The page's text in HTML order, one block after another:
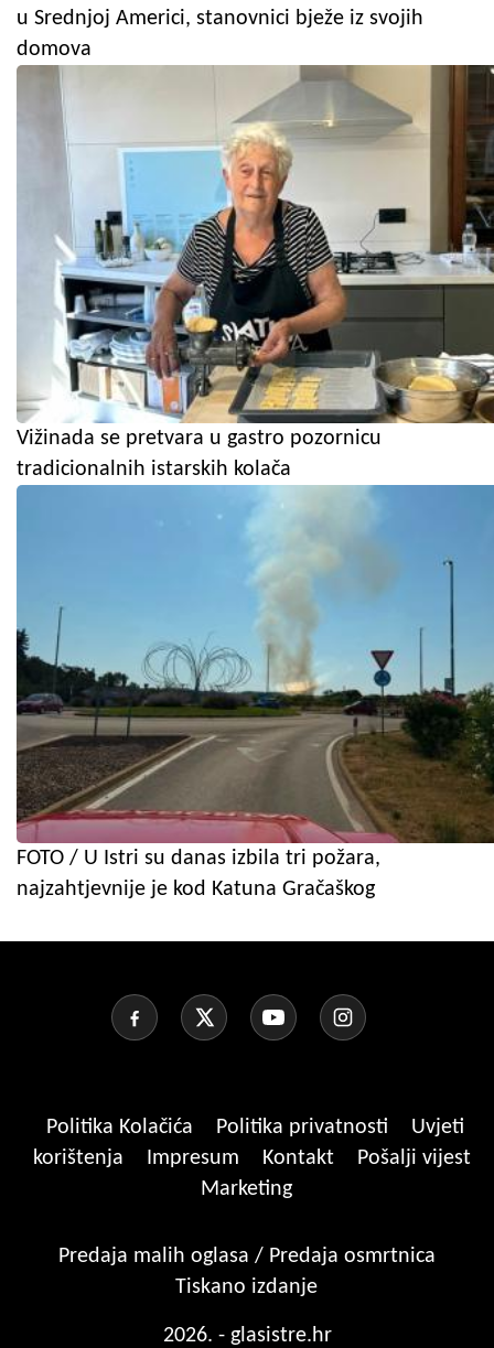
u Srednjoj Americi, stanovnici bježe iz svojih
domova
Vižinada se pretvara u gastro pozornicu
tradicionalnih istarskih kolača
FOTO / U Istri su danas izbila tri požara,
najzahtjevnije je kod Katuna Gračaškog
Politika Kolačića Politika privatnosti
Uvjeti
korištenja
Impresum Kontakt
Pošalji vijest
Marketing
Predaja malih oglasa / Predaja osmrtnica
Tiskano izdanje
2026. - glasistre.hr